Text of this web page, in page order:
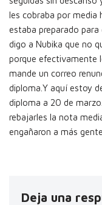
les cobraba por media
estaba preparado para
digo a Nubika que no
porque efectivamente
mande un correo
diploma.Y aquí estoy
diploma a 20 de
rebajarles la nota
engañaron a más gente
Deja una